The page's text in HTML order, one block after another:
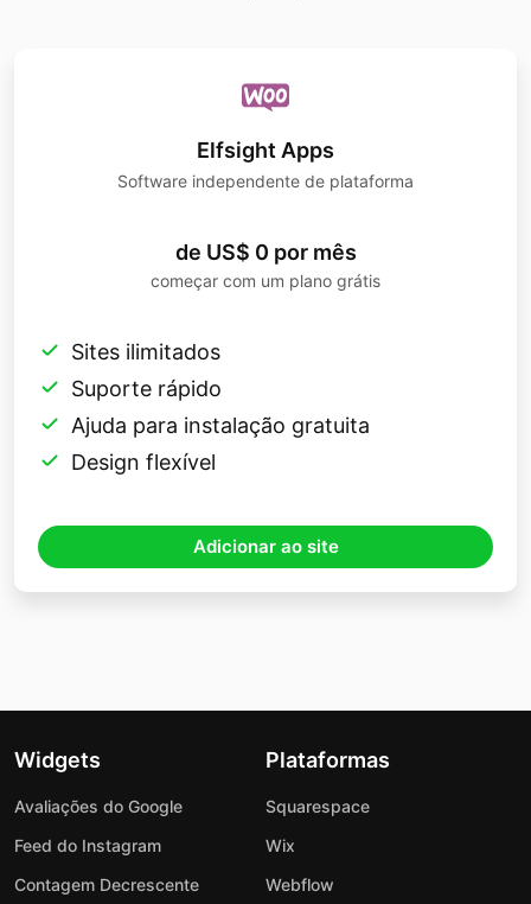
Elfsight Apps
Software independente de plataforma
de US$ 0 por mês
começar com um plano grátis
Sites ilimitados
Suporte rápido
Ajuda para instalação gratuita
Design flexível
Adicionar ao site
Widgets
Avaliações do Google
Feed do Instagram
Contagem Decrescente
Plataformas
Squarespace
Wix
Webflow